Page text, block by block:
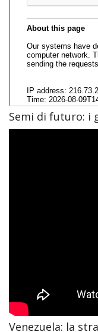
Semi di futuro: i
Venezuela: la